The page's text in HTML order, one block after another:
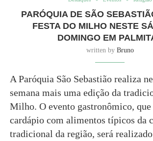
PARÓQUIA DE SÃO
FESTA DO MILHO NESTE
DOMINGO EM
written by Bruno
A Paróquia São Sebastião realiza
semana mais uma edição da
Milho. O evento gastronômico, que
cardápio com alimentos típicos da
tradicional da região, será